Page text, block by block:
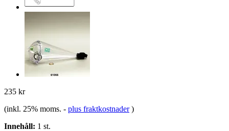
235 kr
(inkl. 25% moms. - plus fraktkostnader )
Innehåll: 1 st.